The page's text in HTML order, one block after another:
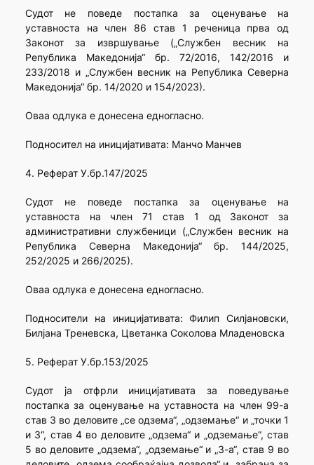
Судот не поведе постапка за оценување на
уставноста на член 86 став 1 реченица прва од
Законот за извршување („Службен весник на
Република Македонија“ бр. 72/2016, 142/2016 и
233/2018 и „Службен весник на Република Северна
Македонија“ бр. 14/2020 и 154/2023).
Оваа одлука е донесена едногласно.
Подносител на иницијативата: Манчо Манчев
4. Реферат У.бр.147/2025
Судот не поведе постапка за оценување на
уставноста на член 71 став 1 од Законот за
административни службеници („Службен весник на
Република Северна Македонија“ бр. 144/2025,
252/2025 и 266/2025).
Оваа одлука е донесена едногласно.
Подносители на иницијативата: Филип Силјановски,
Билјана Треневска, Цветанка Соколова Младеновска
5. Реферат У.бр.153/2025
Судот ја отфрли иницијативата за поведување
постапка за оценување на уставноста на член 99-а
став 3 во деловите „се одзема“, „одземање“ и „точки 1
и 3“, став 4 во деловите „одзема“ и „одземање“, став
5 во деловите „одзема“, „одземање“ и „3-а“, став 9 во